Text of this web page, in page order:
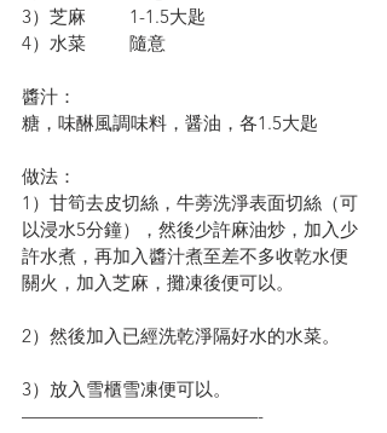
3）芝麻         1-1.5大匙
4）水菜         隨意
醬汁：
糖，味醂風調味料，醤油，各1.5大匙
做法：
1）甘筍去皮切絲，牛蒡洗淨表面切絲（可
以浸水5分鐘），然後少許麻油炒，加入少
許水煮，再加入醬汁煮至差不多收乾水便
關火，加入芝麻，攤凍後便可以。
2）然後加入已經洗乾淨隔好水的水菜。
3）放入雪櫃雪凍便可以。
—————————————-